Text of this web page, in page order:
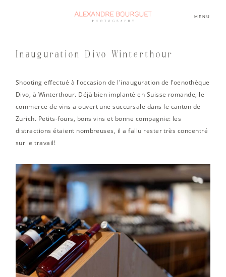
MENU
Inauguration Divo Winterthour
Shooting effectué à l'occasion de l'inauguration de l'oenothèque
Divo, à Winterthour. Déjà bien implanté en Suisse romande, le
commerce de vins a ouvert une succursale dans le canton de
Zurich. Petits-fours, bons vins et bonne compagnie: les
distractions étaient nombreuses, il a fallu rester très concentré
sur le travail!